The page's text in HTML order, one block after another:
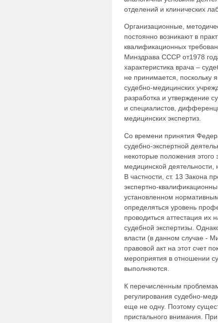
отделений и клинических
Организационные,
постоянно возникают в
квалификационных
Минздрава СССР от1978
характеристика врача –
не принимается, поскольку
судебно-медицинских
разработка и утверждение
и специалистов,
медицинских экспертиз.
Со времени принятия
судебно-экспертной
некоторые положения этого
медицинской
В частности, ст. 13 Закона
экспертно-
установленном
определяться уровень
проводиться аттестация их
судебной экспертизы.
власти (в данном случае -
правовой акт на этот счет
мероприятия в отношении
выполняются.
К перечисленным
регулирования судебно-
еще не одну. Поэтому
пристального внимания.